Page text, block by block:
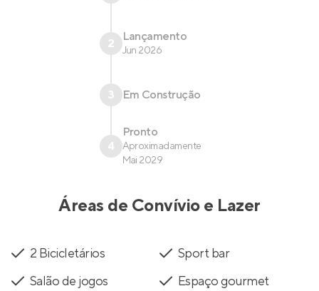
2 Lançamento
Jun 2026
3 Em Construção
4
Pronto
Aproximadamente
Mai 2029
Áreas de Convívio e Lazer
2 Bicicletários
Sport bar
Salão de jogos
Espaço gourmet